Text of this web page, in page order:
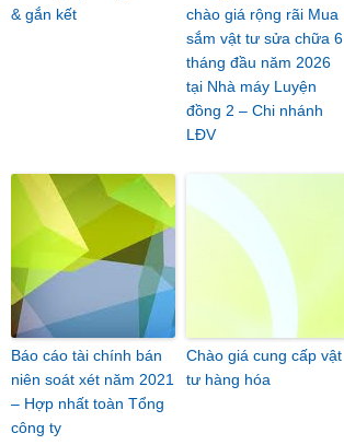
& gắn kết
chào giá rộng rãi Mua
sắm vật tư sửa chữa 6
tháng đầu năm 2026
tại Nhà máy Luyện
đồng 2 – Chi nhánh
LĐV
Báo cáo tài chính bán
niên soát xét năm 2021
– Hợp nhất toàn Tổng
công ty
Chào giá cung cấp vật
tư hàng hóa